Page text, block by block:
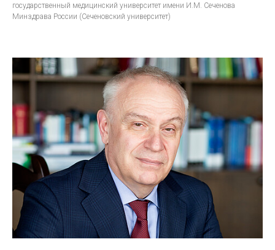
государственный медицинский университет имени И.М. Сеченова
Минздрава России (Сеченовский университет)